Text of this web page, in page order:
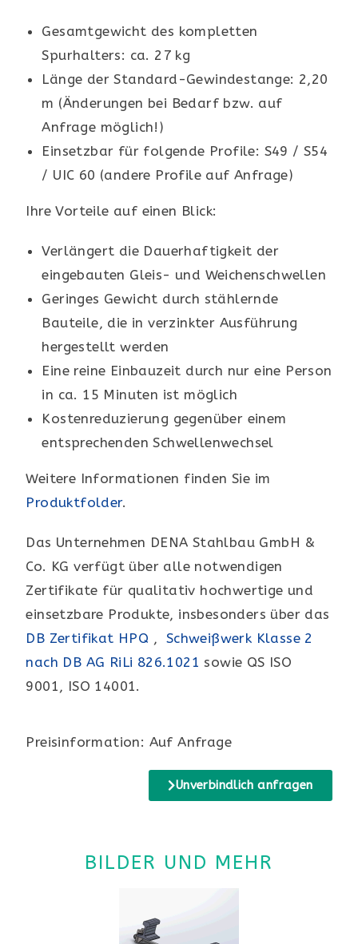
Gesamtgewicht des kompletten
Spurhalters: ca. 27 kg
Länge der Standard-Gewindestange: 2,20
m (Änderungen bei Bedarf bzw. auf
Anfrage möglich!)
Einsetzbar für folgende Profile: S49 / S54
/ UIC 60 (andere Profile auf Anfrage)
Ihre Vorteile auf einen Blick:
Verlängert die Dauerhaftigkeit der
eingebauten Gleis- und Weichenschwellen
Geringes Gewicht durch stählernde
Bauteile, die in verzinkter Ausführung
hergestellt werden
Eine reine Einbauzeit durch nur eine Person
in ca. 15 Minuten ist möglich
Kostenreduzierung gegenüber einem
entsprechenden Schwellenwechsel
Weitere Informationen finden Sie im
Produktfolder.
Das Unternehmen DENA Stahlbau GmbH &
Co. KG verfügt über alle notwendigen
Zertifikate für qualitativ hochwertige und
einsetzbare Produkte, insbesonders über das
DB Zertifikat HPQ , Schweißwerk Klasse 2
nach DB AG RiLi 826.1021 sowie QS ISO
9001, ISO 14001.
Preisinformation: Auf Anfrage
Unverbindlich anfragen
BILDER UND MEHR